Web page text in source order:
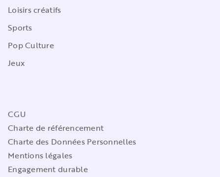
Loisirs créatifs
Sports
Pop Culture
Jeux
CGU
Charte de référencement
Charte des Données Personnelles
Mentions légales
Engagement durable